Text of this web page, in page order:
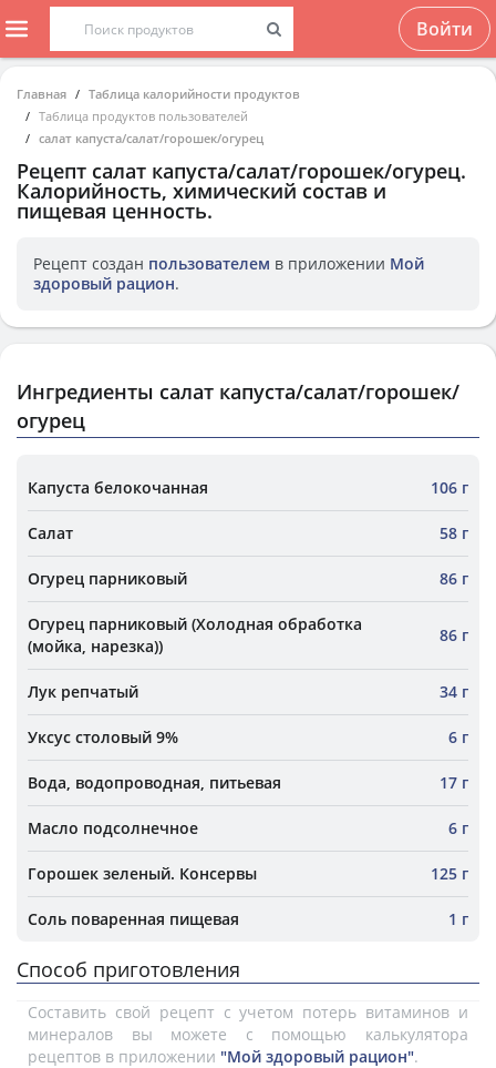
Войти
Главная
Таблица калорийности продуктов
Таблица продуктов пользователей
салат капуста/салат/горошек/огурец
Рецепт салат капуста/салат/горошек/огурец.
Калорийность, химический состав и
пищевая ценность.
Рецепт создан пользователем в приложении Мой
здоровый рацион.
Ингредиенты салат капуста/салат/горошек/
огурец
Капуста белокочанная 106 г
Салат 58 г
Огурец парниковый 86 г
Огурец парниковый (Холодная обработка
(мойка, нарезка))
86 г
Лук репчатый 34 г
Уксус столовый 9% 6 г
Вода, водопроводная, питьевая 17 г
Масло подсолнечное 6 г
Горошек зеленый. Консервы 125 г
Соль поваренная пищевая 1 г
Способ приготовления
Составить свой рецепт с учетом потерь витаминов и
минералов вы можете с помощью калькулятора
рецептов в приложении "Мой здоровый рацион".